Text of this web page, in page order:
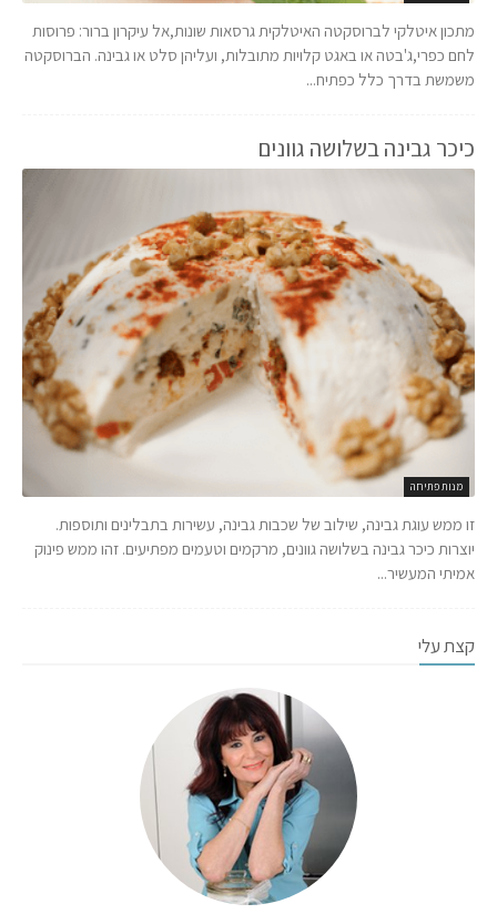
מתכון איטלקי לברוסקטה האיטלקית גרסאות שונות,אל עיקרון ברור: פרוסות
לחם כפרי,ג'בטה או באגט קלויות מתובלות, ועליהן סלט או גבינה. הברוסקטה
משמשת בדרך כלל כפתיח...
כיכר גבינה בשלושה גוונים
מנות פתיחה
זו ממש עוגת גבינה, שילוב של שכבות גבינה, עשירות בתבלינים ותוספות.
יוצרות כיכר גבינה בשלושה גוונים, מרקמים וטעמים מפתיעים. זהו ממש פינוק
אמיתי המעשיר...
קצת עלי